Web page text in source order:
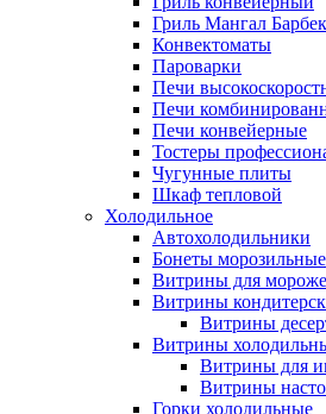
Гриль Мангал
Конвектоматы
Пароварки
Печи
Печи
Печи конвейерные
Тостеры
Чугунные плиты
Шкаф тепловой
Холодильное
Автохолодильники
Бонеты морозильные
Витрины для
Витрины
Витрины
Витрины
Витрины для
Витрины
Горки холодильные